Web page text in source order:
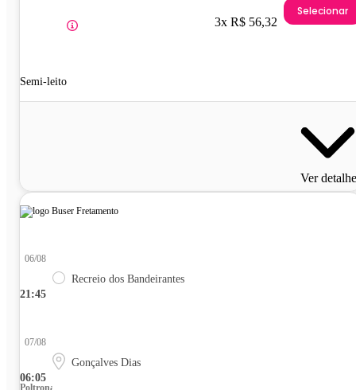
Semi-leito
3x R$ 56,32
Selecionar
Ver
21:45
06/08
Recreio dos Bandeirantes
06:05
07/08
Gonçalves Dias
Poltrona